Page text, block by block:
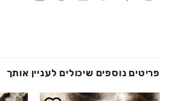
פריטים נוספים שיכולים לעניין אותך